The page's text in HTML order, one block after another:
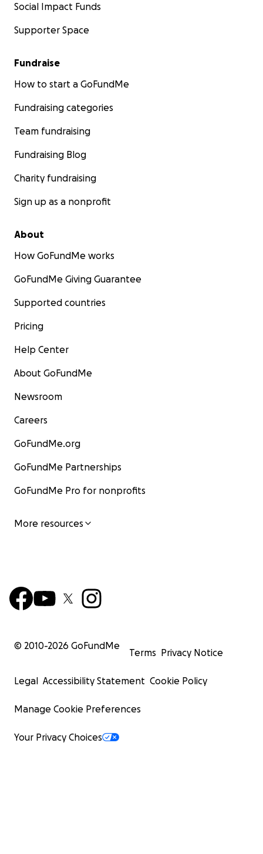
Social Impact Funds
Supporter Space
Fundraise
How to start a GoFundMe
Fundraising categories
Team fundraising
Fundraising Blog
Charity fundraising
Sign up as a nonprofit
About
How GoFundMe works
GoFundMe Giving Guarantee
Supported countries
Pricing
Help Center
About GoFundMe
Newsroom
Careers
GoFundMe.org
GoFundMe Partnerships
GoFundMe Pro for nonprofits
More resources
© 2010-2026 GoFundMe
Terms Privacy Notice
Legal Accessibility Statement Cookie Policy
Manage Cookie Preferences
Your Privacy Choices